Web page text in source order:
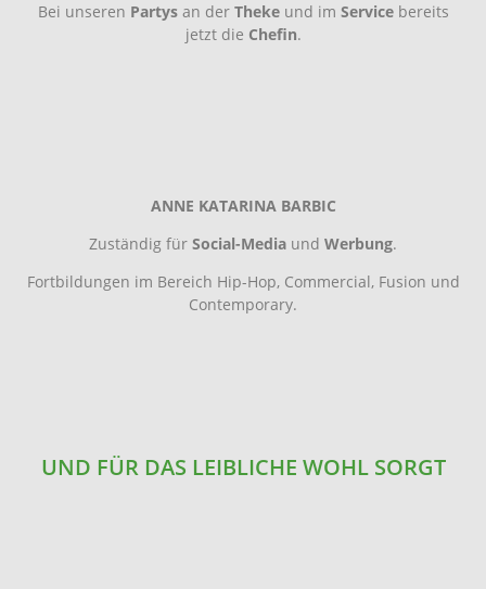
Bei unseren Partysan der Thekeund im Servicebereits
jetzt die Chefin.
ANNE KATARINA BARBIC
Zuständig für Social-Media und Werbung.
Fortbildungen im Bereich Hip-Hop, Commercial, Fusion und
Contemporary.
UND FÜR DAS LEIBLICHE WOHL SORGT